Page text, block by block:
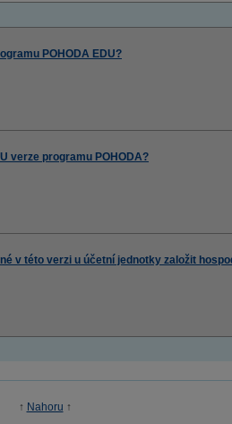
POHODA EDU?
verze programu POHODA?
v této verzi u účetní jednotky založit
↑ Nahoru ↑